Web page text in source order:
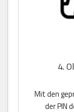
4.
Mit den
der PIN